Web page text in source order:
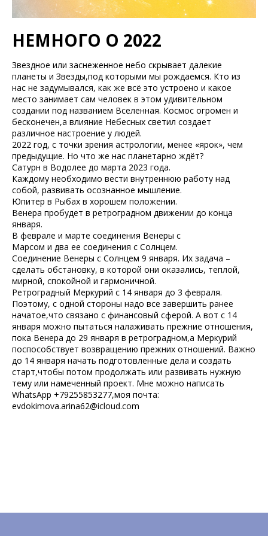
НЕМНОГО О 2022
Звездное или заснеженное небо скрывает далекие
планеты и Звезды,под которыми мы рождаемся. Кто из
нас не задумывался, как же всё это устроено и какое
место занимает сам человек в этом удивительном
создании под названием Вселенная. Космос огромен и
бесконечен,а влияние Небесных светил создает
различное настроение у людей.
2022 год, с точки зрения астрологии, менее «ярок», чем
предыдущие. Но что же нас планетарно ждёт?
Сатурн в Водолее до марта 2023 года.
Каждому необходимо вести внутреннюю работу над
собой, развивать осознанное мышление.
Юпитер в Рыбах в хорошем положении.
Венера пробудет в ретроградном движении до конца
января.
В феврале и марте соединения Венеры с
Марсом и два ее соединения с Солнцем.
Соединение Венеры с Солнцем 9 января. Их задача –
сделать обстановку, в которой они оказались, теплой,
мирной, спокойной и гармоничной.
Ретроградный Меркурий с 14 января до 3 февраля.
Поэтому, с одной стороны надо все завершить ранее
начатое,что связано с финансовый сферой. А вот с 14
января можно пытаться налаживать прежние отношения,
пока Венера до 29 января в ретроградном,а Меркурий
поспособствует возвращению прежних отношений. Важно
до 14 января начать подготовленные дела и создать
старт,чтобы потом продолжать или развивать нужную
тему или намеченный проект. Мне можно написать
WhatsApp +79255853277,моя почта:
evdokimova.arina62@icloud.com